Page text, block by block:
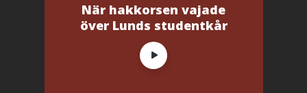
När hakkorsen vajade
över Lunds studentkår